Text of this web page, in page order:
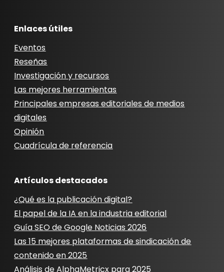
Enlaces útiles
Eventos
Reseñas
Investigación y recursos
Las mejores herramientas
Principales empresas editoriales de medios
digitales
Opinión
Cuadrícula de referencia
Artículos destacados
¿Qué es la publicación digital?
El papel de la IA en la industria editorial
Guía SEO de Google Noticias 2026
Las 15 mejores plataformas de sindicación de
contenido en 2025
Análisis de AlphaMetricx para 2025